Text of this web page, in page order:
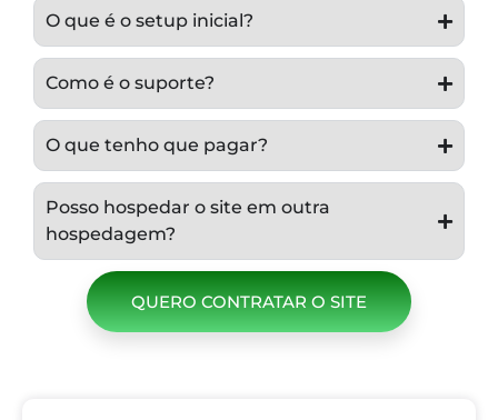
O que é o setup inicial?
Como é o suporte?
O que tenho que pagar?
Posso hospedar o site em outra
hospedagem?
QUERO CONTRATAR O SITE